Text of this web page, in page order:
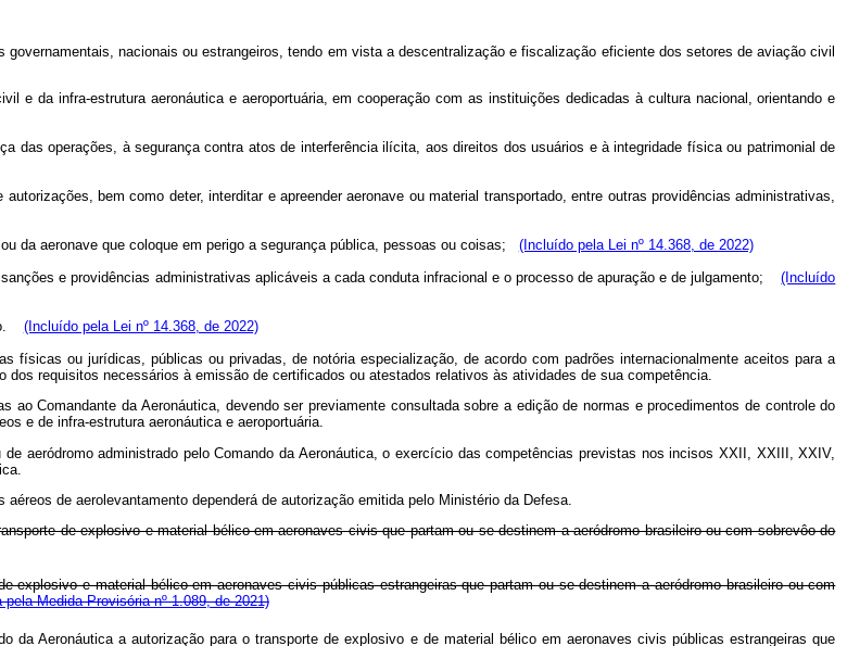
nacionais ou estrangeiros, tendo em vista a descentralização e fiscalização eficiente dos setores de aviação civil
e da infra-estrutura aeronáutica e aeroportuária, em cooperação com as instituições dedicadas à cultura nacional, orientando e
das operações, à segurança contra atos de interferência ilícita, aos direitos dos usuários e à integridade física ou patrimonial de
bem como deter, interditar e apreender aeronave ou material transportado, entre outras providências administrativas,
da aeronave que coloque em perigo a segurança pública, pessoas ou coisas; (Incluído pela Lei nº 14.368, de 2022)
e providências administrativas aplicáveis a cada conduta infracional e o processo de apuração e de julgamento;(Incluído
(Incluído pela Lei nº 14.368, de 2022)
físicas ou jurídicas, públicas ou privadas, de notória especialização, de acordo com padrões internacionalmente aceitos para a
requisitos necessários à emissão de certificados ou atestados relativos às atividades de sua competência.
ao Comandante da Aeronáutica, devendo ser previamente consultadasobre a edição de normas e procedimentos de controle do
e de infra-estrutura aeronáutica e aeroportuária.
aeródromo administrado pelo Comando da Aeronáutica, o exercício das competências previstas nos incisos XXII, XXIII, XXIV,
de aerolevantamento dependerá de autorização emitida pelo Ministério da Defesa.
de explosivo e material bélico em aeronaves civis que partam ou se destinem a aeródromo brasileiro ou com sobrevôo do
explosivo e material bélico em aeronaves civis públicas estrangeiras que partam ou se destinem a aeródromo brasileiro ou com
pela Medida Provisória nº 1.089, de 2021)
da Aeronáutica a autorização para o transporte de explosivo e de material bélico em aeronaves civis públicas estrangeiras que